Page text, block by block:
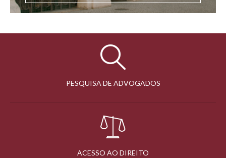
PESQUISA DE ADVOGADOS
ACESSO AO DIREITO